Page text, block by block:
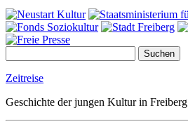
Zeitreise
Geschichte der jungen Kultur in Freiberg